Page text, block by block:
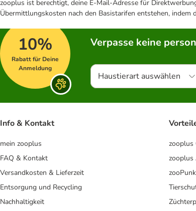
zooplus ist berechtigt, deine E-Mail-Adresse für
Übermittlungskosten nach den Basistarifen entstehen,
10%
Rabatt für Deine
Anmeldung
Verpasse keine
Haustierart auswählen
Info & Kontakt
mein zooplus
FAQ & Kontakt
Versandkosten & Lieferzeit
Entsorgung und Recycling
Nachhaltigkeit
zooplus
zooplus